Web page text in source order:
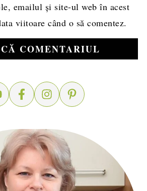
emailul și site-ul web în acest
viitoare când o să comentez.